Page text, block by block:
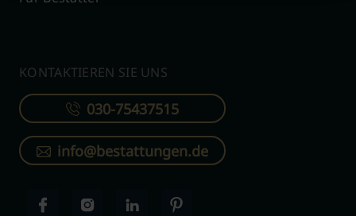
KONTAKTIEREN SIE UNS
030-75437515
info@bestattungen.de